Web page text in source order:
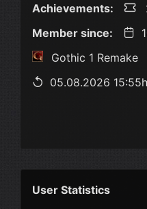
Achievements:
Member since:
Gothic 1 Remake
05.08.2026 15:55h
User Statistics